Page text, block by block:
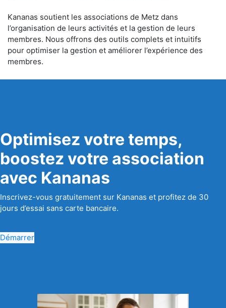
Kananas soutient les associations de Metz dans
l’organisation de leurs activités et la gestion de leurs
membres. Nous offrons des outils complets et intuitifs
pour optimiser la gestion et améliorer l’expérience des
membres.
Optimisez votre temps,
boostez votre association
avec Kananas
Inscrivez-vous gratuitement sur Kananas et profitez de 30
jours d’essai sans carte bancaire.
Démarrer